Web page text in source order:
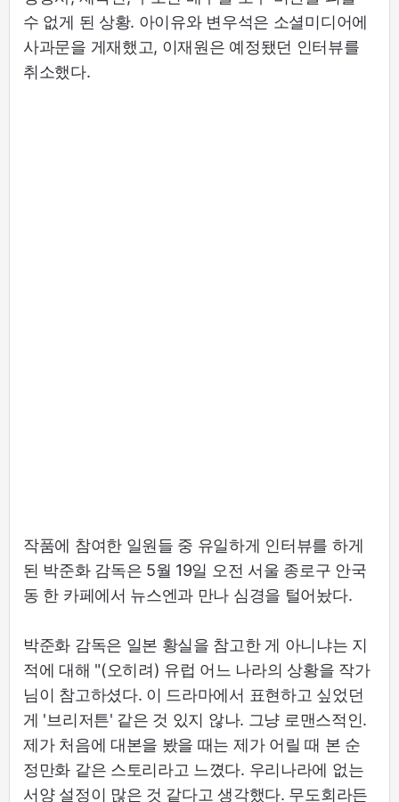
수 없게 된 상황. 아이유와 변우석은 소셜미디어에
사과문을 게재했고, 이재원은 예정됐던 인터뷰를
취소했다.
작품에 참여한 일원들 중 유일하게 인터뷰를 하게
된 박준화 감독은 5월 19일 오전 서울 종로구 안국
동 한 카페에서 뉴스엔과 만나 심경을 털어놨다.
박준화 감독은 일본 황실을 참고한 게 아니냐는 지
적에 대해 "(오히려) 유럽 어느 나라의 상황을 작가
님이 참고하셨다. 이 드라마에서 표현하고 싶었던
게 '브리저튼' 같은 것 있지 않나. 그냥 로맨스적인.
제가 처음에 대본을 봤을 때는 제가 어릴 때 본 순
정만화 같은 스토리라고 느꼈다. 우리나라에 없는
서양 설정이 많은 것 같다고 생각했다. 무도회라든